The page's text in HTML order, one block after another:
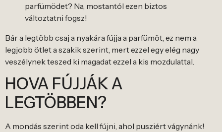
parfümödet? Na, mostantól ezen biztos
változtatni fogsz!
Bár a legtöbb csaj a nyakára fújja a parfümöt, ez nem a
legjobb ötlet a szakik szerint, mert ezzel egy elég nagy
veszélynek teszed ki magadat ezzel a kis mozdulattal.
HOVA FÚJJÁK A
LEGTÖBBEN?
A mondás szerint oda kell fújni, ahol pusziért vágynánk!